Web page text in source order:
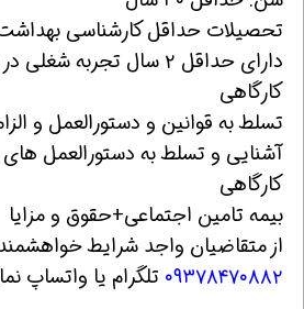
تحصیلات حداقل کارشناسی
دارای حداقل ۲ سال تجربه
کارگاهی
تسلط به قوانین و دستورالعمل و
آشنایی و تسلط به دستورالعمل
کارگاهی
بیمه تامین اجتماعی+حقوق و مزایا
از متقاضیان واجد شرایط
۰۹۳۷۸۴۷۰۸۸۲ تلگرام یا واتساپ